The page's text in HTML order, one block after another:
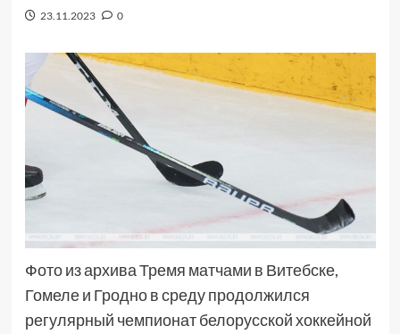
23.11.2023 0
Фото из архива Тремя матчами в Витебске,
Гомеле и Гродно в среду продолжился
регулярный чемпионат белорусской хоккейной